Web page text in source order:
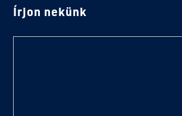
Írjon nekünk